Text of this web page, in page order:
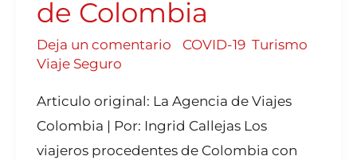
de Colombia
Deja un comentario COVID-19, Turismo
Viaje Seguro
Articulo original: La Agencia de Viajes
Colombia | Por: Ingrid Callejas Los
viajeros procedentes de Colombia con